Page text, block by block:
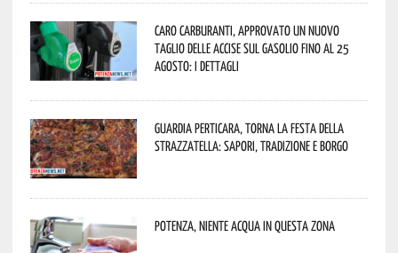
Caro carburanti, approvato un nuovo
taglio delle accise sul gasolio fino al 25
agosto: i dettagli
Guardia Perticara, torna la Festa della
Strazzatella: sapori, tradizione e borgo
Potenza, niente acqua in questa zona